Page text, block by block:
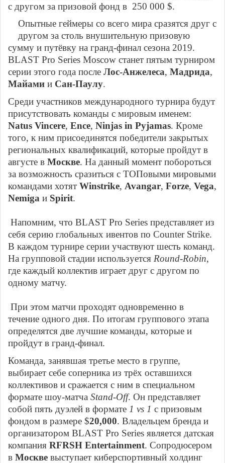
с другом за призовой фонд в 250 000 $.
Опытные геймеры со всего мира сразятся друг с
другом за столь внушительную призовую
сумму и путёвку на гранд-финал сезона 2019.
BLAST Pro Series Moscow станет пятым турниром
серии этого года после Лос-Анжелеса, Мадрида,
Майами и Сан-Паулу.
Среди участников международного турнира будут
присутствовать команды с мировым именем:
Natus Vincere, Ence, Ninjas in Pyjamas. Кроме
того, к ним присоединятся победители закрытых
региональных квалификаций, которые пройдут в
августе в Москве. На данный момент побороться
за возможность сразиться с ТОПовыми мировыми
командами хотят Winstrike, Avangar, Forze, Vega,
Nemiga и Spirit.
Напомним, что BLAST Pro Series представляет из
себя серию глобальных ивентов по Counter Strike.
В каждом турнире серии участвуют шесть команд.
На групповой стадии используется Round-Robin,
где каждый коллектив играет друг с другом по
одному матчу.
При этом матчи проходят одновременно в
течение одного дня. По итогам группового этапа
определятся две лучшие команды, которые и
пройдут в гранд-финал.
Команда, занявшая третье место в группе,
выбирает себе соперника из трёх оставшихся
коллективов и сражается с ним в специальном
формате шоу-матча Stand-Off. Он представляет
собой пять дуэлей в формате 1 vs 1 с призовым
фондом в размере $20,000. Владельцем бренда и
организатором BLAST Pro Series является датская
компания RFRSH Entertainment. Сопродюсером
в Москве выступает киберспортивный холдинг